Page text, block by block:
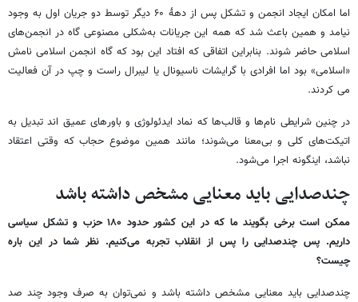
اما امکان ایجاد انجمن و تشکل پس از دههٔ ۶۰ دیگر توسط دو جریان اول به وجود
نیامد و همین باعث شد که همه این جریانات به‌شکلی مصنوعی گاه در انجمن‌های
اسلامی حاضر شوند. بنابراین اتفاقی که افتاد این بود که گاه انجمن اسلامی نامش
«اسلامی» بود اما افرادی با گرایشات ناسیونال یا لیبرال راست و چپ در آن فعالیت
می کردند.
در چنین شرایطی نام‌ها و قالب‌ها که نماد ایدئولوژی و باورهای عمیق اند تبدیل به
اتیکت‌های کلی و بی‌معنا می‌شوند؛ مانند همین موضوع حجاب که وقتی اعتقاد
نباشد، اینگونه اجرا می‌شود.
چندصدایی باید معنایی مشخص داشته باشد
ممکن است برخی بگویند ما که در این کشور حدود ۱۸۰ حزب و تشکل سیاسی
داریم. پس چندصدایی را پس از انقلاب تجربه می‌کنیم. نظر شما در این باره
چیست؟
چندصدایی باید معنایی مشخص داشته باشد و نمی‌توان به صرف وجود چند صد